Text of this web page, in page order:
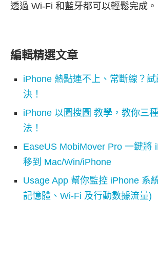
透過 Wi-Fi 和藍牙都可以輕鬆完成。
編輯精選文章
iPhone 熱點連不上、常斷線？
決！
iPhone 以圖搜圖 教學，教你三
法！
EaseUS MobiMover Pro 一鍵將
移到 Mac/Win/iPhone
Usage App 幫你監控 iPhone 系
記憶體、Wi-Fi 及行動數據流量)